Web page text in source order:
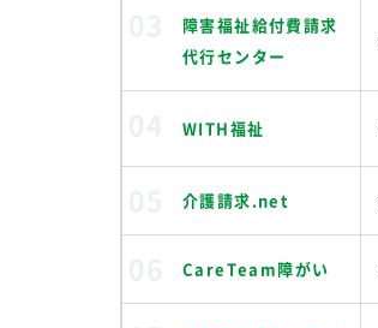
障害福祉給付費請求
代行センター
WITH福祉
介護請求.net
CareTeam障がい